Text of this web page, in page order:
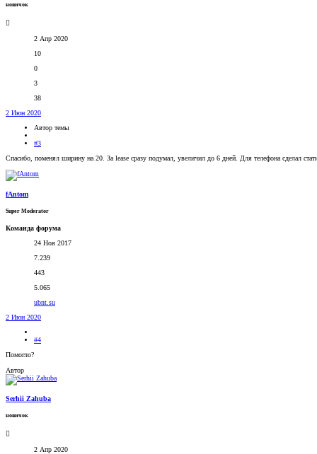
новичок
2 Апр 2020
10
0
3
38
2 Июн 2020
Автор темы
#3
Спасибо, поменял ширину на 20. За lease сразу подумал, увеличил до 6 дней. Для телефона сделал
fAntom
Super Moderator
Команда форума
24 Ноя 2017
7.239
443
5.065
ubnt.su
2 Июн 2020
#4
Помогло?
Автор
Serhii Zahuba
новичок
2 Апр 2020